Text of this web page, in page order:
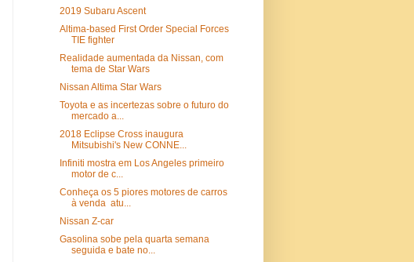
2019 Subaru Ascent
Altima-based First Order Special Forces
TIE fighter
Realidade aumentada da Nissan, com
tema de Star Wars
Nissan Altima Star Wars
Toyota e as incertezas sobre o futuro do
mercado a...
2018 Eclipse Cross inaugura
Mitsubishi's New CONNE...
Infiniti mostra em Los Angeles primeiro
motor de c...
Conheça os 5 piores motores de carros
à venda atu...
Nissan Z-car
Gasolina sobe pela quarta semana
seguida e bate no...